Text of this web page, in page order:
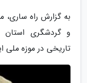
به گزارش راه
و گردشگری استان
تاریخی در موزه ملی